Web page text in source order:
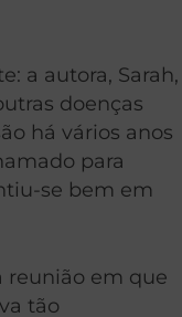
a autora, Sarah,
doenças
há vários anos
para
se bem em
reunião em que
tão